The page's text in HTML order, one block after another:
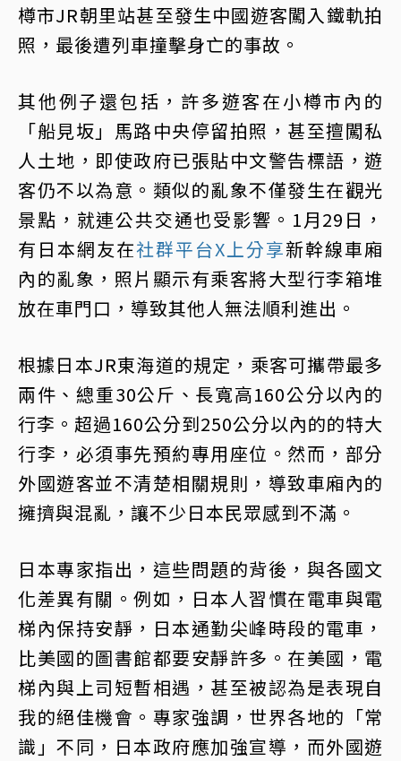
樽市JR朝里站甚至發生中國遊客闖入鐵軌拍
照，最後遭列車撞擊身亡的事故。
其他例子還包括，許多遊客在小樽市內的
「船見坂」馬路中央停留拍照，甚至擅闖私
人土地，即使政府已張貼中文警告標語，遊
客仍不以為意。類似的亂象不僅發生在觀光
景點，就連公共交通也受影響。1月29日，
有日本網友在社群平台X上分享新幹線車廂
內的亂象，照片顯示有乘客將大型行李箱堆
放在車門口，導致其他人無法順利進出。
根據日本JR東海道的規定，乘客可攜帶最多
兩件、總重30公斤、長寬高160公分以內的
行李。超過160公分到250公分以內的的特大
行李，必須事先預約專用座位。然而，部分
外國遊客並不清楚相關規則，導致車廂內的
擁擠與混亂，讓不少日本民眾感到不滿。
日本專家指出，這些問題的背後，與各國文
化差異有關。例如，日本人習慣在電車與電
梯內保持安靜，日本通勤尖峰時段的電車，
比美國的圖書館都要安靜許多。在美國，電
梯內與上司短暫相遇，甚至被認為是表現自
我的絕佳機會。專家強調，世界各地的「常
識」不同，日本政府應加強宣導，而外國遊